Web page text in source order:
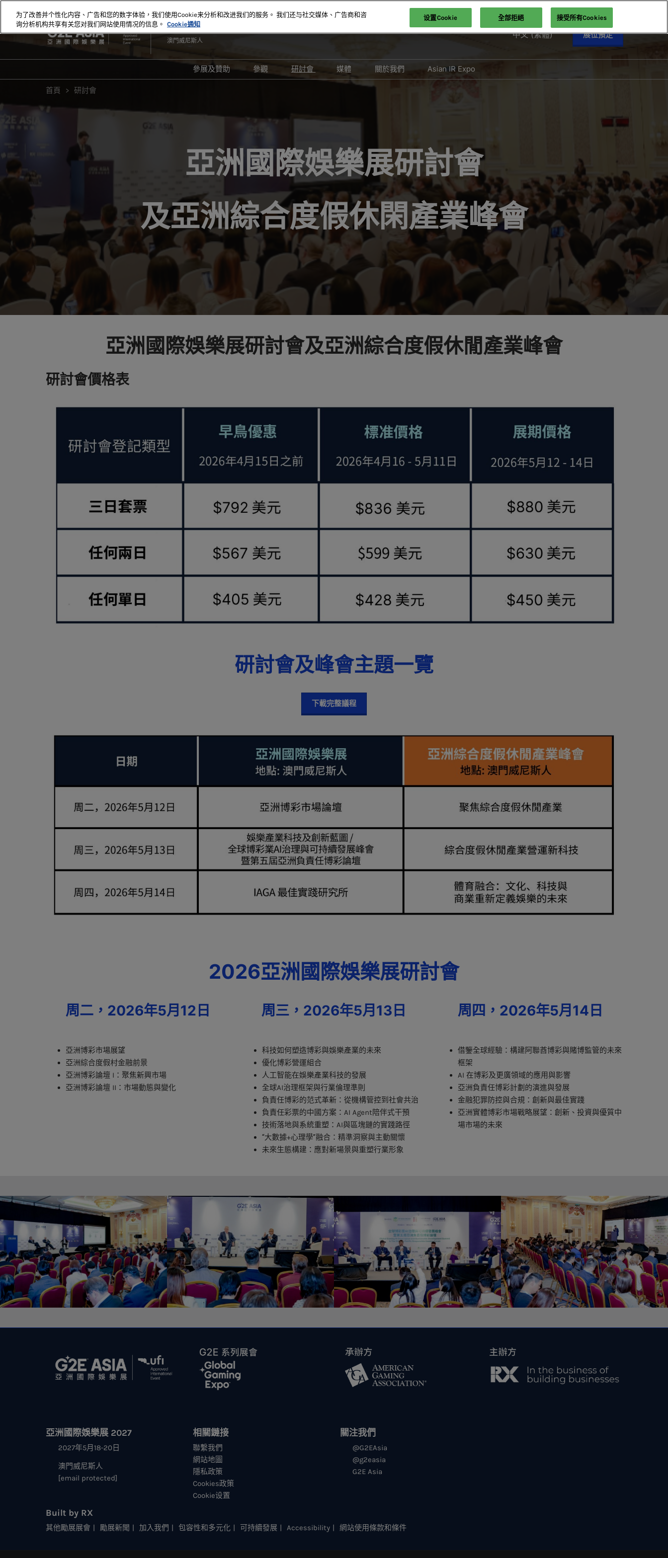
接
跳
轉
容
2027年5月18-20日
澳門威尼斯人
中文 (繁體) 展位預定
參展及贊助
參觀
FAQ
研討會
2026 演講嘉賓名錄
2026 亞洲綜合度假休閒產業
峰會
媒體
合作媒體
關於我們
Asian IR Expo
首頁 研討會
亞洲國際娛樂展研討會
及亞洲綜合度假休閑產業峰會
亞洲國際娛樂展研討會及亞洲綜合度假休閒產業峰會
研討會價格表
研討會及峰會主題一覽
下載完整議程
2026亞洲國際娛樂展研討會
周二，2026年5月12日 周三，2026年5月13日 周四，2026年5月14日
亞洲博彩市場展望
亞洲綜合度假村金融前景
亞洲博彩論壇 I：聚焦新興市場
亞洲博彩論壇 II：市場動態與變化
科技如何塑造博彩與娛樂產業的未來
優化博彩營運組合
人工智能在娛樂產業科技的發展
全球AI治理框架與行業倫理準則
負責任博彩的范式革新：從機構管控到社會共治
負責任彩票的中國方案：AI Agent陪伴式干預
技術落地與系統重塑：AI與區塊鏈的實踐路徑
“大數據+心理學”融合：精準洞察與主動關懷
未來生態構建：應對新場景與重塑行業形象
借鑒全球經驗：構建阿聯酋博彩與賭博監管的未來
框架
AI 在博彩及更廣領域的應用與影響
亞洲負責任博彩計劃的演進與發展
金融犯罪防控與合規：創新與最佳實踐
亞洲實體博彩市場戰略展望：創新、投資與優質中
場市場的未來
亞洲國際娛樂展 2027
2027年5月18-20日
澳門威尼斯人
[email protected]
相關鏈接
聯繫我們
網站地圖
隱私政策
Cookies政策
Cookie设置
關注我們
@G2EAsia
@g2easia
G2E Asia
Built by RX
其他勵展展會 勵展新聞 加入我們 包容性和多元化 可持續發展 Accessibility 網站使用條款和條件
为了改善并个性化内容、广告和您的数字体验，我们使用Cookie来分析和改进我们的服务。 我们还与社交媒体、广告商和咨
询分析机构共享有关您对我们网站使用情况的信息。 Cookie通知
设置Cookie 全部拒絕 接受所有Cookies